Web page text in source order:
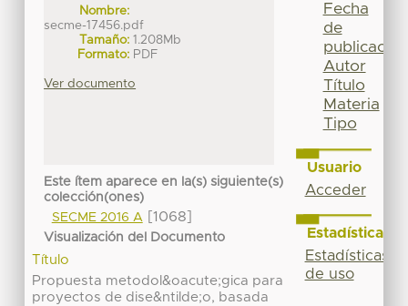
Nombre:
secme-17456.pdf
Tamaño: 1.208Mb
Formato: PDF
Ver documento
Este ítem aparece en la(s) siguiente(s)
colección(ones)
SECME 2016 A[1068]
Visualización del Documento
Título
Propuesta metodol&oacute;gica para
proyectos de dise&ntilde;o, basada
Fecha
de
publicación
Autor
Título
Materia
Tipo
Usuario
Acceder
Estadísticas
Estadísticas
de uso